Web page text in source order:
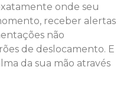
onde seu
receber alertas
não
de deslocamento. E
da sua mão através